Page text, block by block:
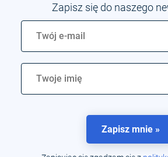
Zapisz się do naszego
Zapisz mnie »